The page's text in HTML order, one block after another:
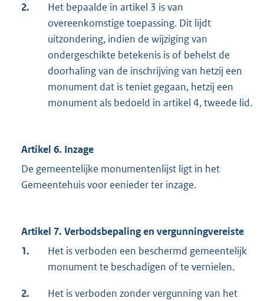
2.
Het bepaalde in artikel 3 is van
overeenkomstige toepassing. Dit lijdt
uitzondering, indien de wijziging van
ondergeschikte betekenis is of behelst de
doorhaling van de inschrijving van hetzij een
monument dat is teniet gegaan, hetzij een
monument als bedoeld in artikel 4, tweede lid.
Artikel 6. Inzage
De gemeentelijke monumentenlijst ligt in het
Gemeentehuis voor eenieder ter inzage.
Artikel 7. Verbodsbepaling en vergunningvereiste
1.
Het is verboden een beschermd gemeentelijk
monument te beschadigen of te vernielen.
2.
Het is verboden zonder vergunning van het